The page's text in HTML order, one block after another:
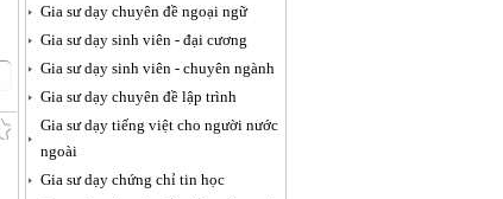
Gia sư dạy chuyên đề ngoại ngữ
Gia sư dạy sinh viên - đại cương
Gia sư dạy sinh viên - chuyên ngành
Gia sư dạy chuyên đề lập trình
Gia sư dạy tiếng việt cho người nước
ngoài
Gia sư dạy chứng chỉ tin học